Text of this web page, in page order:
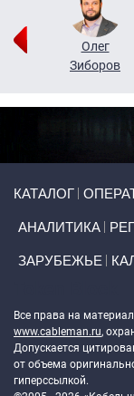
Олег
Зиборов
КАТАЛОГ
АНАЛИТИКА
ЗАРУБЕЖЬЕ
Все права на
www.cableman.ru,
Допускается
от объема
гиперссылкой.